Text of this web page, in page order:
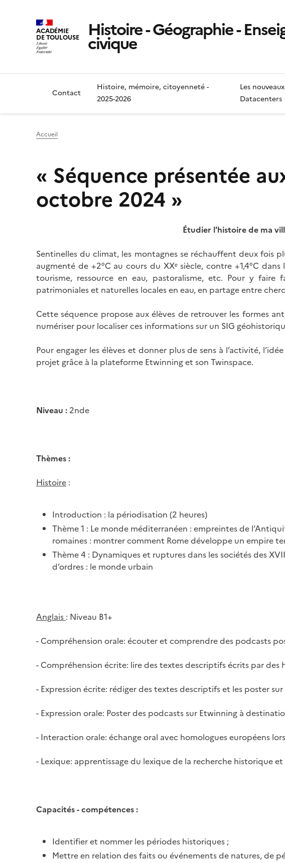
ACADÉMIE
DE TOULOUSE Histoire - Géographie -
civique
Contact
Histoire, mémoire, citoyenneté -
2025-2026
Les
Datacenters
Accueil
« Séquence présentée
octobre 2024 »
Étudier l'histoire de ma
Sentinelles du climat, les montagnes se réchauffent deux fois
augmenté de +2°C au cours du XXᵉ siècle, contre +1,4°C
tourisme, ressource en eau, pastoralisme, etc. Pour y faire
patrimoniales et naturelles locales en eau, en partage entre
Cette séquence propose aux élèves de retrouver les formes
numériser pour localiser ces informations sur un SIG
Pour engager les élèves et donner plus de sens à l’activité,
projet grâce à la plateforme Etwinning et son Twinspace.
Niveau : 2nde
Thèmes :
Histoire :
Introduction : la périodisation (2 heures)
Thème 1 : Le monde méditerranéen : empreintes de
romaines : montrer comment Rome développe un empire
Thème 4 : Dynamiques et ruptures dans les sociétés des
d’ordres : le monde urbain
Anglais : Niveau B1+
- Compréhension orale: écouter et comprendre des podcasts
- Compréhension écrite: lire des textes descriptifs écrits par des
- Expression écrite: rédiger des textes descriptifs et les poster
- Expression orale: Poster des podcasts sur Etwinning à
- Interaction orale: échange oral avec homologues européens
- Lexique: apprentissage du lexique de la recherche historique et
Capacités - compétences :
Identifier et nommer les périodes historiques ;
Mettre en relation des faits ou événements de natures, de